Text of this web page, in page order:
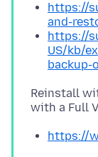
https://
and-
https://
US/kb/
backup-
Reinstall
https://